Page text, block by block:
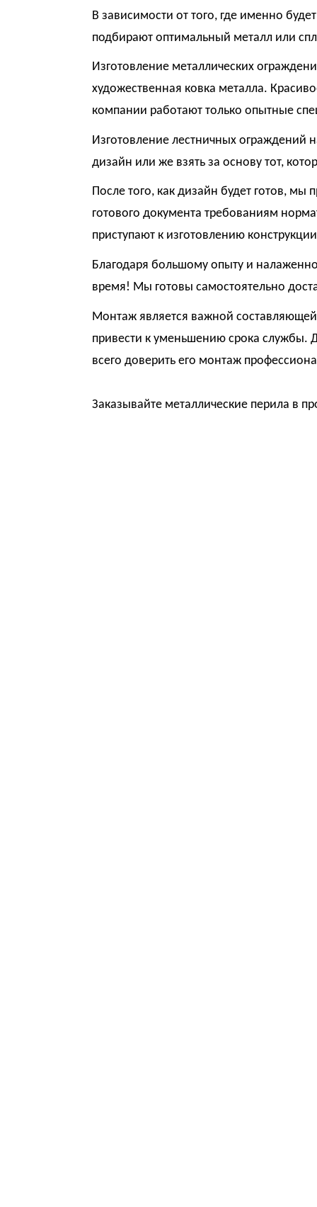
В зависимости от того, где именно
подбирают оптимальный металл или
Изготовление металлических
художественная ковка металла.
компании работают только опытные
Изготовление лестничных ограждений
дизайн или же взять за основу тот,
После того, как дизайн будет готов,
готового документа требованиям
приступают к изготовлению
Благодаря большому опыту и
время! Мы готовы самостоятельно
Монтаж является важной
привести к уменьшению срока службы.
всего доверить его монтаж
Заказывайте металлические перила в